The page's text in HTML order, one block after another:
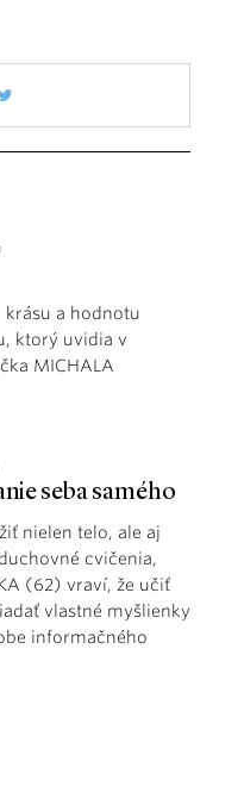
a hodnotu
ktorý uvidia v
MICHALA
seba samého
nielen telo, ale aj
cvičenia,
(62) vraví, že učiť
vlastné myšlienky
informačného